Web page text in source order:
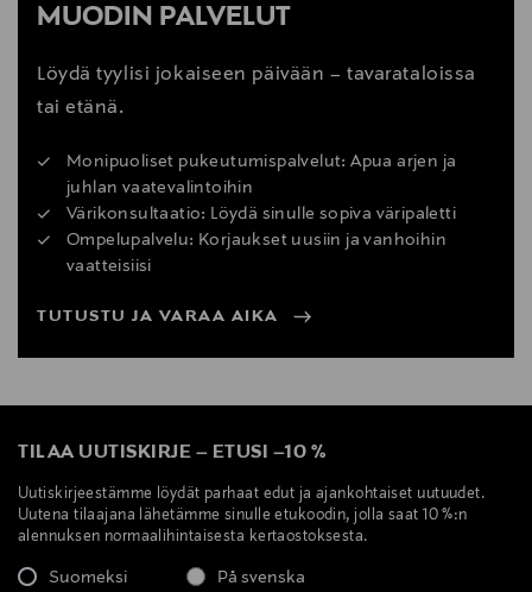
MUODIN PALVELUT
Löydä tyylisi jokaiseen päivään – tavarataloissa
tai etänä.
Monipuoliset pukeutumispalvelut: Apua arjen ja
juhlan vaatevalintoihin
Värikonsultaatio: Löydä sinulle sopiva väripaletti
Ompelupalvelu: Korjaukset uusiin ja vanhoihin
vaatteisiisi
TUTUSTU JA VARAA AIKA
TILAA UUTISKIRJE – ETUSI –10 %
Uutiskirjeestämme löydät parhaat edut ja ajankohtaiset uutuudet.
Uutena tilaajana lähetämme sinulle etukoodin, jolla saat 10 %:n
alennuksen normaalihintaisesta kertaostoksesta.
Suomeksi På svenska